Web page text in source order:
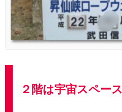
２階は宇宙スペース